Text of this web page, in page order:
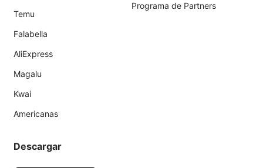
Temu
Falabella
AliExpress
Magalu
Kwai
Americanas
Programa de Partners
Descargar